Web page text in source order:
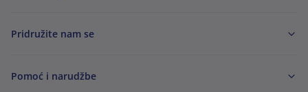
Pridružite nam se
Pomoć i narudžbe